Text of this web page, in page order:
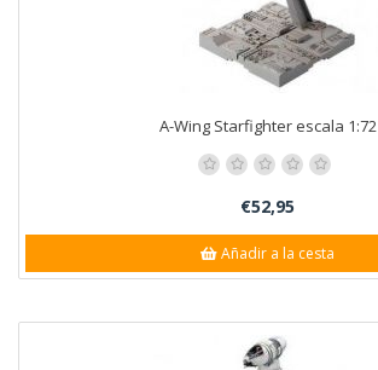
A-Wing Starfighter escala 1:72
€52,95
Añadir a la cesta